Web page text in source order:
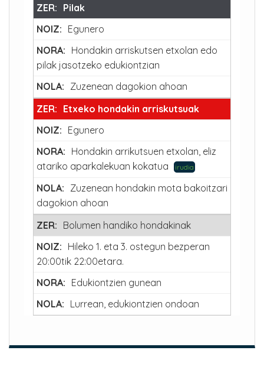
Pilak
Egunero
Hondakin arriskutsen etxolan edo
pilak jasotzeko edukiontzian
Zuzenean dagokion ahoan
Etxeko hondakin arriskutsuak
Egunero
Hondakin arrikutsuen etxolan, eliz
atariko aparkalekuan kokatua
irudia
Zuzenean hondakin mota bakoitzari
dagokion ahoan
Bolumen handiko hondakinak
Hileko 1. eta 3. ostegun bezperan
20:00tik 22:00etara.
Edukiontzien gunean
Lurrean, edukiontzien ondoan